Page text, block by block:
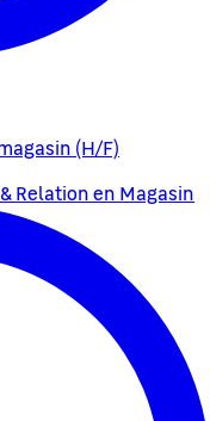
(H/F)
Relation en Magasin